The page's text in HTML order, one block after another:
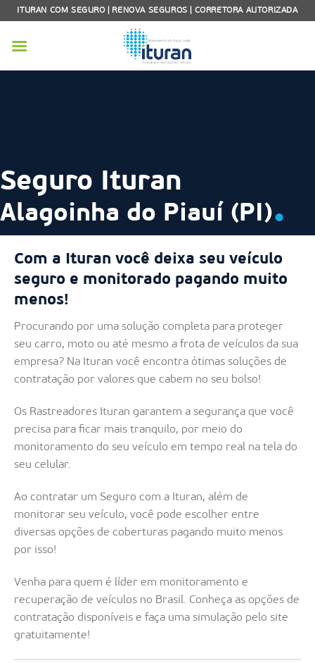
Skip
content
ITURAN COM SEGURO | RENOVA SEGUROS | CORRETORA AUTORIZADA
Seguro Ituran
Alagoinha do Piauí (PI).
Com a Ituran você deixa seu veículo
seguro e monitorado pagando muito
menos!
Procurando por uma solução completa para proteger
seu carro, moto ou até mesmo a frota de veículos da sua
empresa? Na Ituran você encontra ótimas soluções de
contratação por valores que cabem no seu bolso!
Os Rastreadores Ituran garantem a segurança que você
precisa para ficar mais tranquilo, por meio do
monitoramento do seu veículo em tempo real na tela do
seu celular.
Ao contratar um Seguro com a Ituran, além de
monitorar seu veículo, você pode escolher entre
diversas opções de coberturas pagando muito menos
por isso!
Venha para quem é líder em monitoramento e
recuperação de veículos no Brasil. Conheça as opções de
contratação disponíveis e faça uma simulação pelo site
gratuitamente!